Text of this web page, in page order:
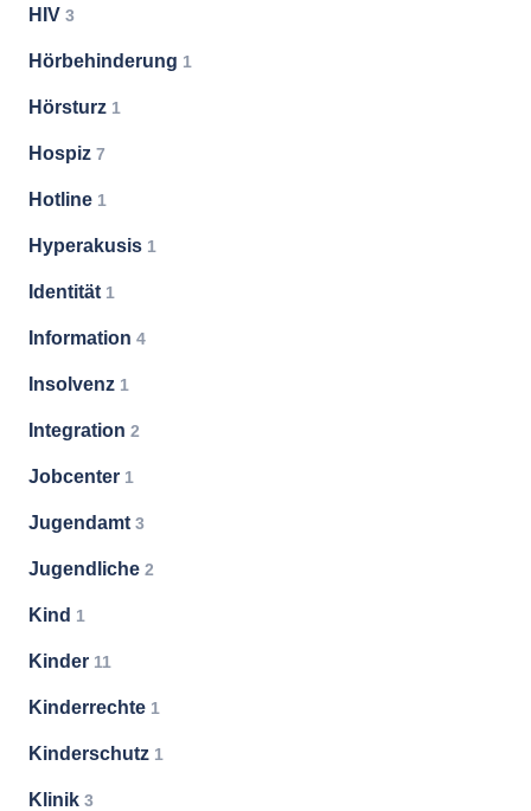
HIV 3
Hörbehinderung 1
Hörsturz 1
Hospiz 7
Hotline 1
Hyperakusis 1
Identität 1
Information 4
Insolvenz 1
Integration 2
Jobcenter 1
Jugendamt 3
Jugendliche 2
Kind 1
Kinder 11
Kinderrechte 1
Kinderschutz 1
Klinik 3